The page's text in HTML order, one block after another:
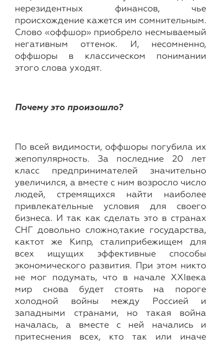
нерезидентных финансов, чье
происхождение кажется им сомнительным.
Слово «оффшор» приобрело несмываемый
негативным оттенок. И, несомненно,
оффшоры в классическом понимании
этого слова уходят.
Почему это произошло?
По всей видимости, оффшоры погубила их
жепопулярность. За последние 20 лет
класс предпринимателей значительно
увеличился, а вместе с ним возросло число
людей, стремящихся найти наиболее
привлекательные условия для своего
бизнеса. И так как сделать это в странах
СНГ довольно сложно,такие государства,
кактот же Кипр, сталиприбежищем для
всех ищущих эффективные способы
экономического развития. При этом никто
не мог подумать, что в начале XXIвека
мир снова будет стоять на пороге
холодной войны между Россией и
западными странами, но такая война
началась, а вместе с ней начались и
притеснения всех, кто так или иначе